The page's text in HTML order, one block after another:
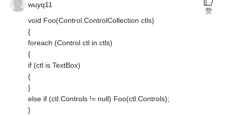
wuyq11
void Foo(Control.ControlCollection ctls)
{
foreach (Control ctl in ctls)
{
if (ctl is TextBox)
{
}
else if (ctl.Controls != null) Foo(ctl.Controls);
}
赞